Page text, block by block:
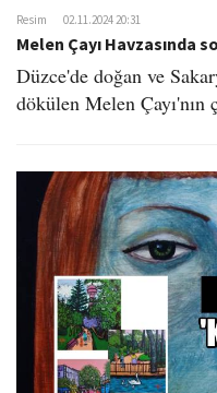
Resim 02.11.2024 20:31
Melen Çayı Havzasında
Düzce'de doğan ve
dökülen Melen Çayı'nın